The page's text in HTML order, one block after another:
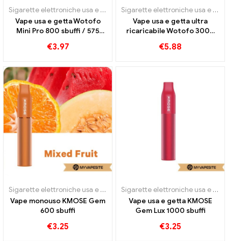
Sigarette elettroniche usa e getta
Vape usa e getta Wotofo
Mini Pro 800 sbuffi / 575
€3.97
Sigarette elettroniche usa e getta
Vape usa e getta ultra
ricaricabile Wotofo 3000
€5.88
Sigarette elettroniche usa e getta
Vape monouso KMOSE Gem
600 sbuffi
€3.25
Sigarette elettroniche usa e getta
Vape usa e getta KMOSE
Gem Lux 1000 sbuffi
€3.25